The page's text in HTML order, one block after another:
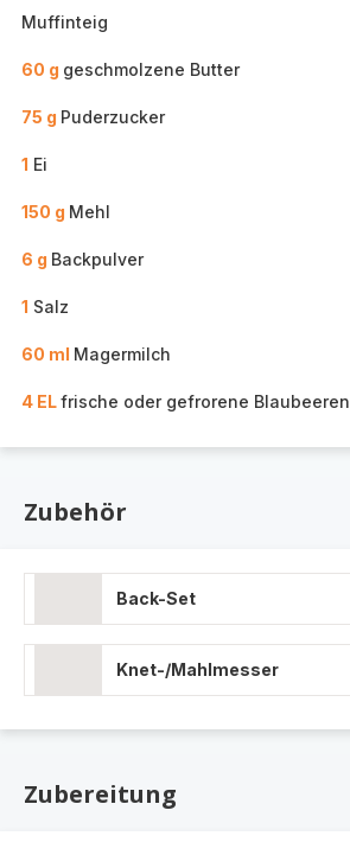
Muffinteig
60 g geschmolzene Butter
75 g Puderzucker
1 Ei
150 g Mehl
6 g Backpulver
1 Salz
60 ml Magermilch
4 ELfrische oder gefrorene Blaubeeren
Zubehör
Back-Set
Knet-/Mahlmesser
Zubereitung